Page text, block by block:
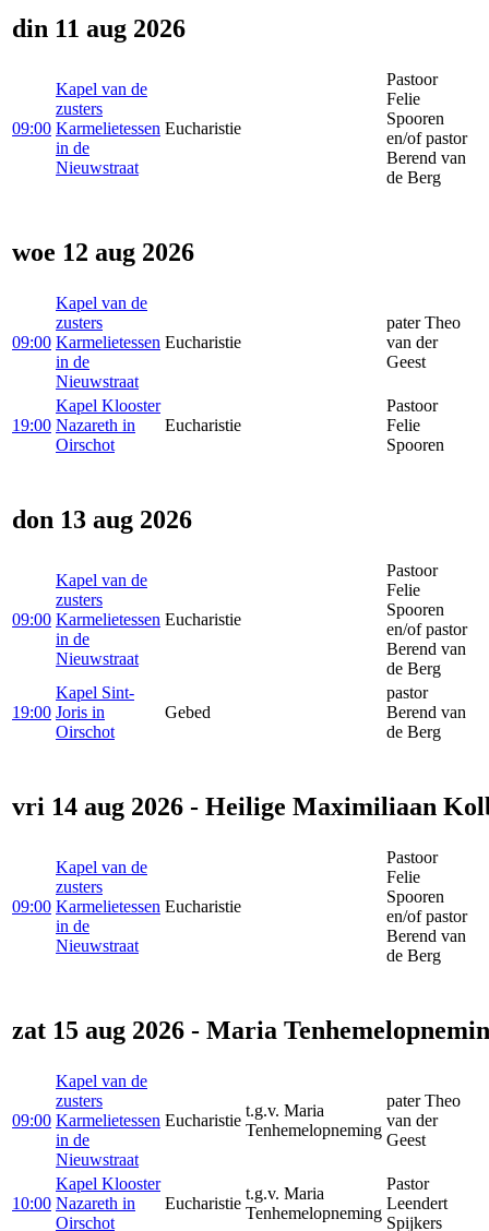
din 11 aug 2026
09:00
Kapel van de
zusters
Karmelietessen
in de
Nieuwstraat
Eucharistie
Pastoor
Felie
Spooren
en/of pastor
Berend van
de Berg
woe 12 aug 2026
09:00
Kapel van de
zusters
Karmelietessen
in de
Nieuwstraat
Eucharistie
pater Theo
van der
Geest
19:00
Kapel Klooster
Nazareth in
Oirschot
Eucharistie
Pastoor
Felie
Spooren
don 13 aug 2026
09:00
Kapel van de
zusters
Karmelietessen
in de
Nieuwstraat
Eucharistie
Pastoor
Felie
Spooren
en/of pastor
Berend van
de Berg
19:00
Kapel Sint-
Joris in
Oirschot
Gebed
pastor
Berend van
de Berg
vri 14 aug 2026 - Heilige Maximiliaan
09:00
Kapel van de
zusters
Karmelietessen
in de
Nieuwstraat
Eucharistie
Pastoor
Felie
Spooren
en/of pastor
Berend van
de Berg
zat 15 aug 2026 - Maria
09:00
Kapel van de
zusters
Karmelietessen
in de
Nieuwstraat
Eucharistie
t.g.v. Maria
Tenhemelopneming
pater Theo
van der
Geest
10:00
Kapel Klooster
Nazareth in
Oirschot
Eucharistie
t.g.v. Maria
Tenhemelopneming
Pastor
Leendert
Spijkers